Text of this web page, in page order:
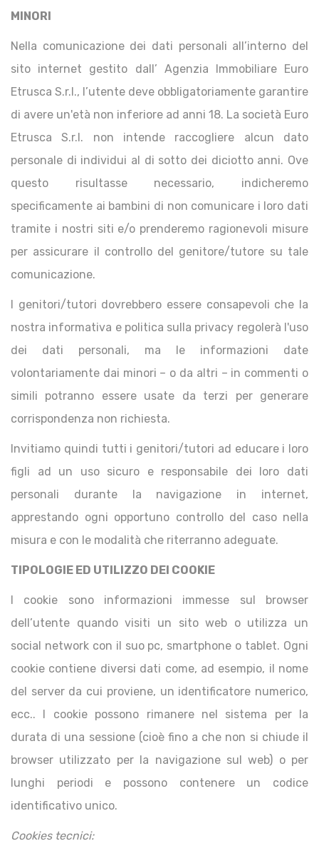
MINORI
Nella comunicazione dei dati personali all’interno del
sito internet gestito dall’ Agenzia Immobiliare Euro
Etrusca S.r.l., l’utente deve obbligatoriamente garantire
di avere un'età non inferiore ad anni 18. La società Euro
Etrusca S.r.l. non intende raccogliere alcun dato
personale di individui al di sotto dei diciotto anni. Ove
questo risultasse necessario, indicheremo
specificamente ai bambini di non comunicare i loro dati
tramite i nostri siti e/o prenderemo ragionevoli misure
per assicurare il controllo del genitore/tutore su tale
comunicazione.
I genitori/tutori dovrebbero essere consapevoli che la
nostra informativa e politica sulla privacy regolerà l'uso
dei dati personali, ma le informazioni date
volontariamente dai minori – o da altri – in commenti o
simili potranno essere usate da terzi per generare
corrispondenza non richiesta.
Invitiamo quindi tutti i genitori/tutori ad educare i loro
figli ad un uso sicuro e responsabile dei loro dati
personali durante la navigazione in internet,
apprestando ogni opportuno controllo del caso nella
misura e con le modalità che riterranno adeguate.
TIPOLOGIE ED UTILIZZO DEI COOKIE
I cookie sono informazioni immesse sul browser
dell’utente quando visiti un sito web o utilizza un
social network con il suo pc, smartphone o tablet. Ogni
cookie contiene diversi dati come, ad esempio, il nome
del server da cui proviene, un identificatore numerico,
ecc.. I cookie possono rimanere nel sistema per la
durata di una sessione (cioè fino a che non si chiude il
browser utilizzato per la navigazione sul web) o per
lunghi periodi e possono contenere un codice
identificativo unico.
Cookies tecnici: